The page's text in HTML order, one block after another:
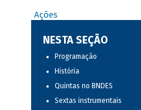
Ações
NESTA SEÇÃO
Programação
História
Quintas no BNDES
Sextas instrumentais